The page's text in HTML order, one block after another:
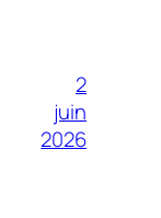
2
juin
2026